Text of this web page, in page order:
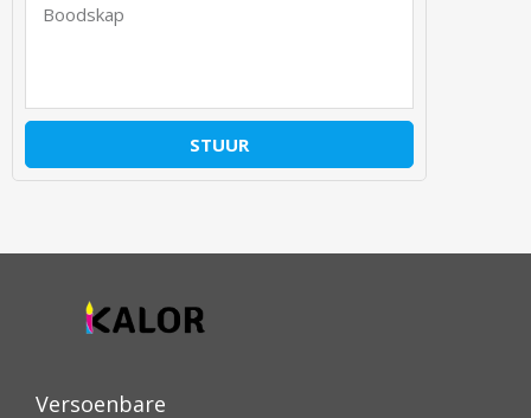
STUUR
Versoenbare